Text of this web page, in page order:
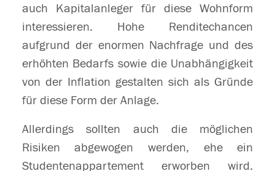
auch Kapitalanleger für diese Wohnform
interessieren. Hohe Renditechancen
aufgrund der enormen Nachfrage und des
erhöhten Bedarfs sowie die Unabhängigkeit
von der Inflation gestalten sich als Gründe
für diese Form der Anlage.
Allerdings sollten auch die möglichen
Risiken abgewogen werden, ehe ein
Studentenappartement erworben wird.